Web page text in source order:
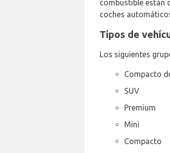
combustible están
coches
Tipos de
Los siguientes
Compacto
SUV
Premium
Mini
Compacto